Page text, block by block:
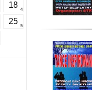
18
4
25
5